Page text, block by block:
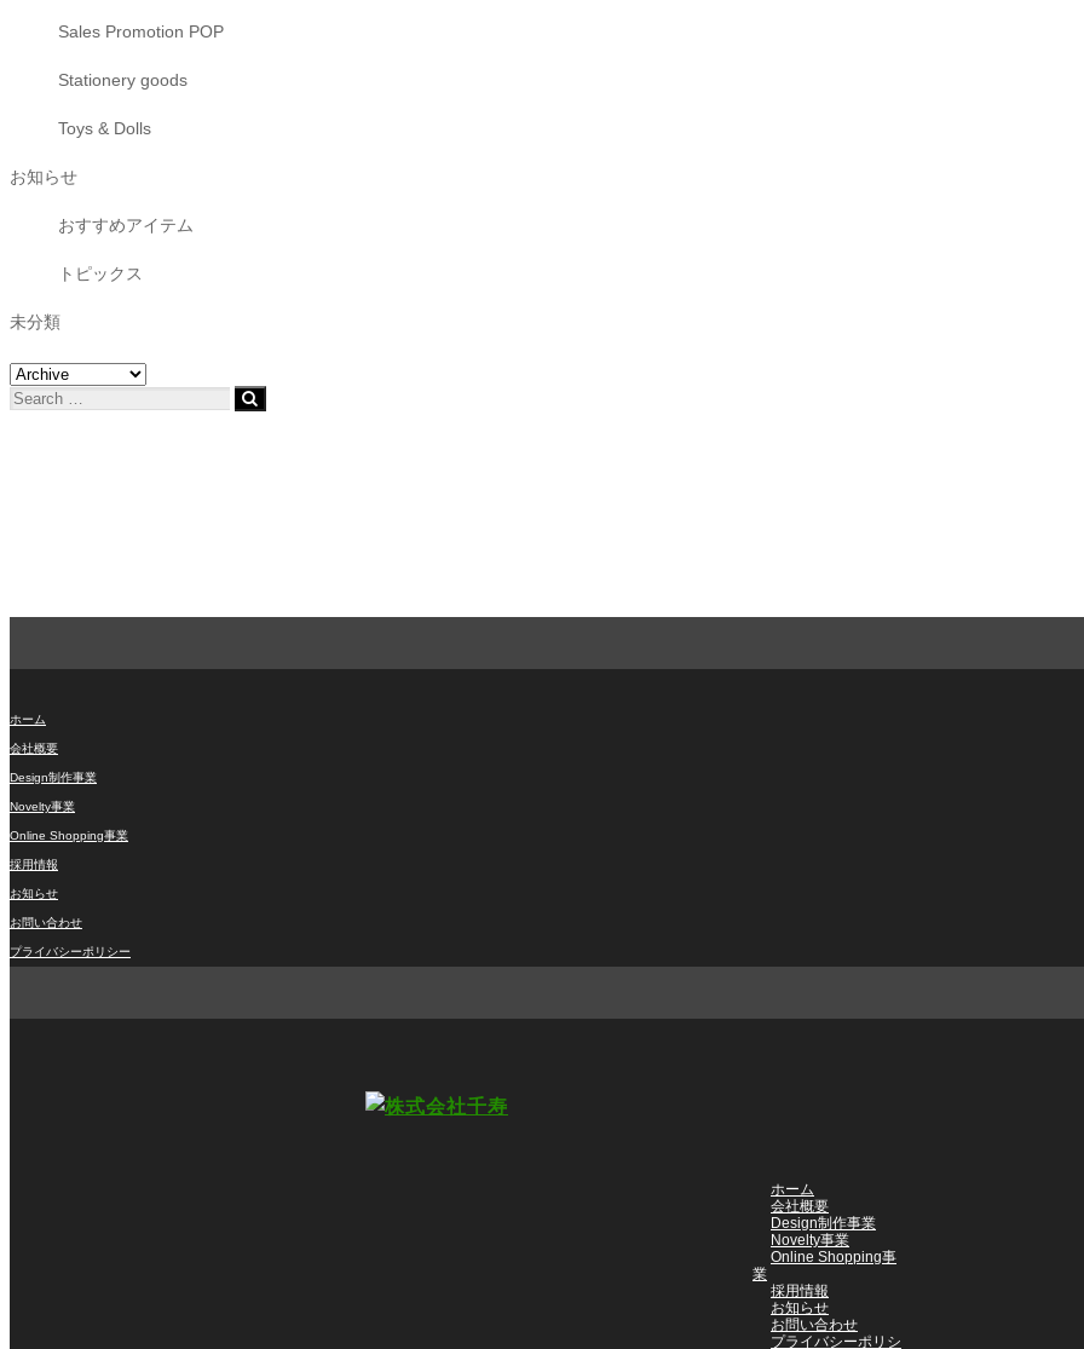
Sales Promotion POP
Stationery goods
Toys & Dolls
お知らせ
おすすめアイテム
トピックス
未分類
ホーム
会社概要
Design制作事業
Novelty事業
Online Shopping事業
採用情報
お知らせ
お問い合わせ
プライバシーポリシー
ホーム
会社概要
Design制作事業
Novelty事業
Online Shopping事
業
採用情報
お知らせ
お問い合わせ
プライバシーポリシ